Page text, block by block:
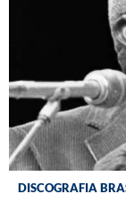
DISCOGRAFIA
RÁDIO BATUTA
BRASILIANA